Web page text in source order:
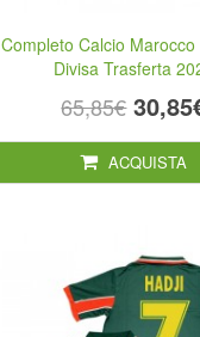
Completo Calcio Marocco
Divisa Trasferta
65,85€
ACQUISTA